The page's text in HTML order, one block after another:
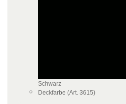
Schwarz
Deckfarbe (Art. 3615)